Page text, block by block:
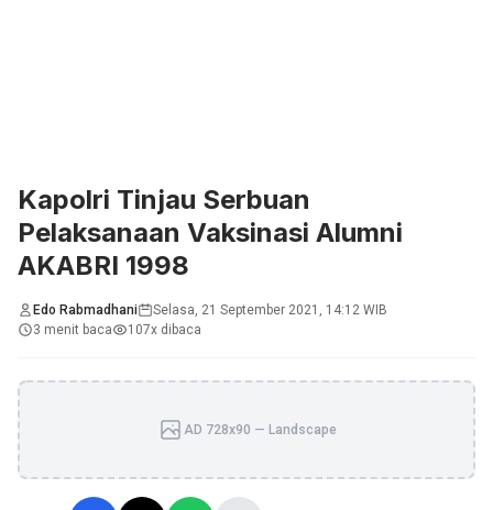
Kapolri Tinjau Serbuan
Pelaksanaan Vaksinasi Alumni
AKABRI 1998
Edo Rabmadhani
Selasa, 21 September 2021, 14:12 WIB
3 menit baca
107x dibaca
AD 728x90 — Landscape